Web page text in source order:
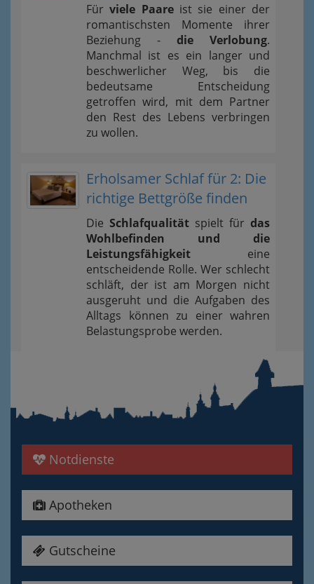
Fürviele Paareist sie einer der
romantischsten Momente ihrer
Beziehung - die Verlobung.
Manchmal ist es ein langer und
beschwerlicher Weg, bis die
bedeutsame Entscheidung
getroffen wird, mit dem Partner
den Rest des Lebens verbringen
zu wollen.
Erholsamer Schlaf für 2: Die
richtige Bettgröße finden
Die Schlafqualität spielt für das
Wohlbefinden und die
Leistungsfähigkeit eine
entscheidende Rolle. Wer schlecht
schläft, der ist am Morgen nicht
ausgeruht und die Aufgaben des
Alltags können zu einer wahren
Belastungsprobe werden.
Notdienste
Apotheken
Gutscheine